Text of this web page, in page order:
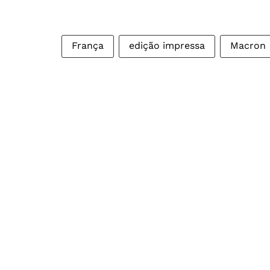
França edição impressa Macron